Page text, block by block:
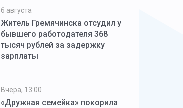
6 августа
Житель Гремячинска отсудил у
бывшего работодателя 368
тысяч рублей за задержку
зарплаты
Вчера, 13:00
«Дружная семейка» покорила